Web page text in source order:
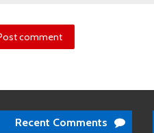
Recent Comments